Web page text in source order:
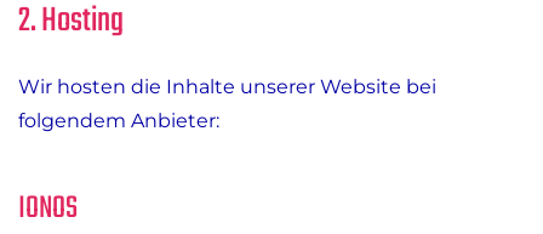
2. Hosting
Wir hosten die Inhalte unserer Website bei
folgendem Anbieter:
IONOS